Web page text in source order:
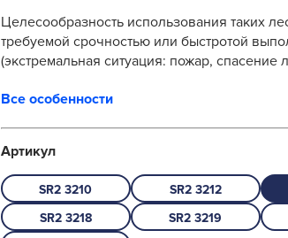
Целесообразность использования таких лестниц обусловлена
требуемой срочностью или быстротой
(экстремальная ситуация: пожар, спасение
Все особенности
Артикул
SR2 3210 SR2 3212
SR2 3218
SR2 3219